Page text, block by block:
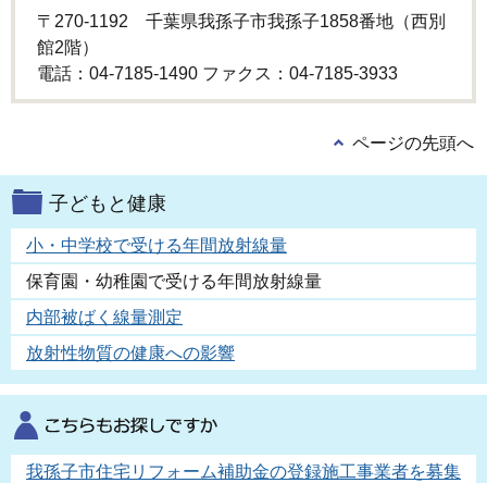
〒270-1192 千葉県我孫子市我孫子1858番地（西別
館2階）
電話：04-7185-1490 ファクス：04-7185-3933
ページの先頭へ
子どもと健康
小・中学校で受ける年間放射線量
保育園・幼稚園で受ける年間放射線量
内部被ばく線量測定
放射性物質の健康への影響
我孫子市住宅リフォーム補助金の登録施工事業者を募集